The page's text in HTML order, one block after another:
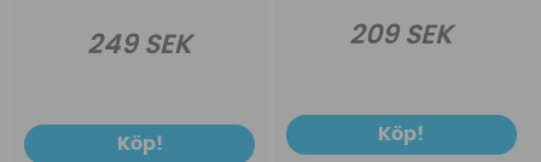
249 SEK
Köp!
209 SEK
Köp!